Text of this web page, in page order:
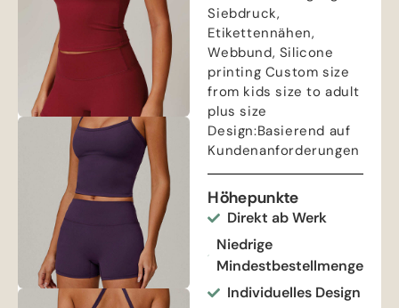
Siebdruck,
Etikettennähen,
Webbund, Silicone
printing Custom size
from kids size to adult
plus size
Design:Basierend auf
Kundenanforderungen
Höhepunkte
Direkt ab Werk
Niedrige
Mindestbestellmenge
Individuelles Design